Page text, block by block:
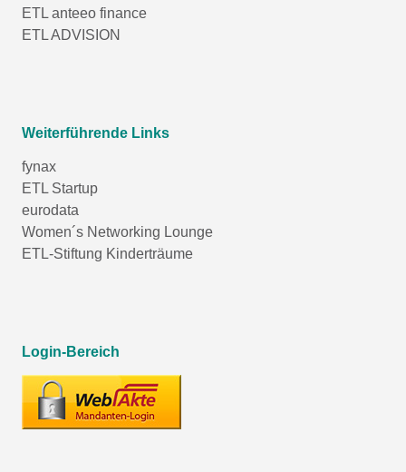
ETL anteeo finance
ETL ADVISION
Weiterführende Links
fynax
ETL Startup
eurodata
Women´s Networking Lounge
ETL-Stiftung Kinderträume
Login-Bereich